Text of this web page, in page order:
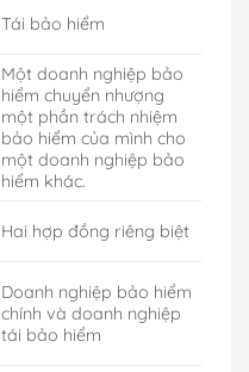
Tái bảo hiểm
Một doanh nghiệp bảo
hiểm chuyển nhượng
một phần trách nhiệm
bảo hiểm của mình cho
một doanh nghiệp bảo
hiểm khác.
Hai hợp đồng riêng biệt
Doanh nghiệp bảo hiểm
chính và doanh nghiệp
tái bảo hiểm